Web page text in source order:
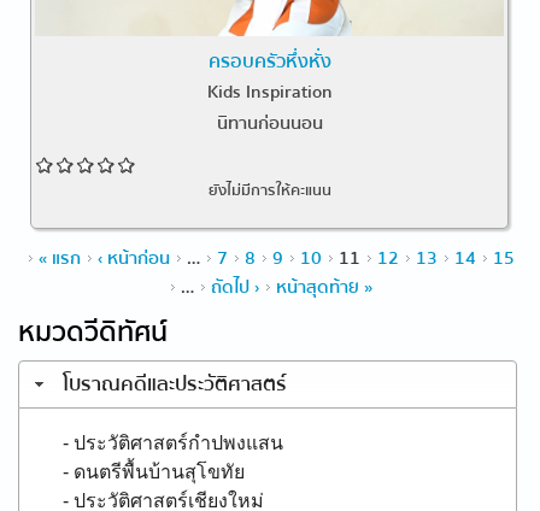
ครอบครัวหึ่งหั่ง
Kids Inspiration
นิทานก่อนนอน
ยังไม่มีการให้คะแนน
หน้า
« แรก ‹ หน้าก่อน … 7 8 9 10 11 12 13 14
15
…
ถัดไป › หน้าสุดท้าย »
หมวดวีดิทัศน์
โบราณคดีและประวัติศาสตร์
- ประวัติศาสตร์กำปพงแสน
- ดนตรีพื้นบ้านสุโขทัย
- ประวัติศาสตร์เชียงใหม่